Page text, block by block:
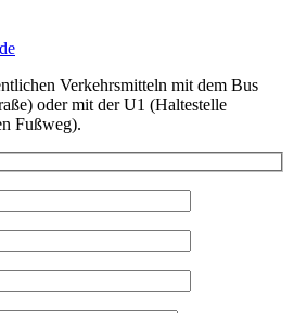
Verkehrsmitteln mit dem Bus
oder mit der U1 (Haltestelle
Fußweg).